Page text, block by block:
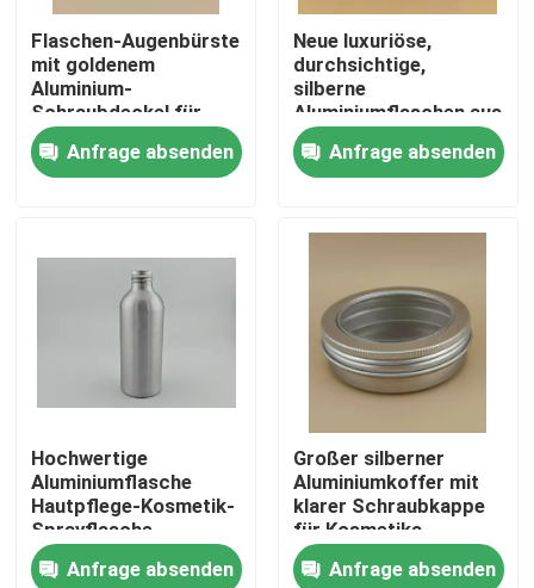
Flaschen-Augenbürste
mit goldenem
Aluminium-
Schraubdeckel für
Frauen
Anfrage absenden
Neue luxuriöse,
durchsichtige,
silberne
Aluminiumflaschen aus
hochwertigen
kosmetischen
Aluminiumflaschen
Anfrage absenden
Hochwertige
Aluminiumflasche
Hautpflege-Kosmetik-
Sprayflasche
Anfrage absenden
Großer silberner
Aluminiumkoffer mit
klarer Schraubkappe
für Kosmetika
Anfrage absenden